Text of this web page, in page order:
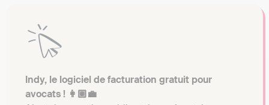
Indy, le logiciel de facturation gratuit pour
avocats ! 👩🏽‍💼